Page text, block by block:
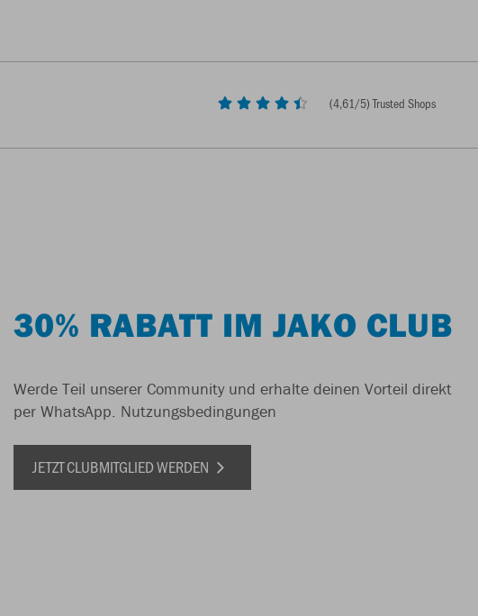
(4,61/5) Trusted Shops
30% RABATT IM JAKO CLUB
Werde Teil unserer Community und erhalte deinen Vorteil direkt
per WhatsApp. Nutzungsbedingungen
JETZT CLUBMITGLIED WERDEN